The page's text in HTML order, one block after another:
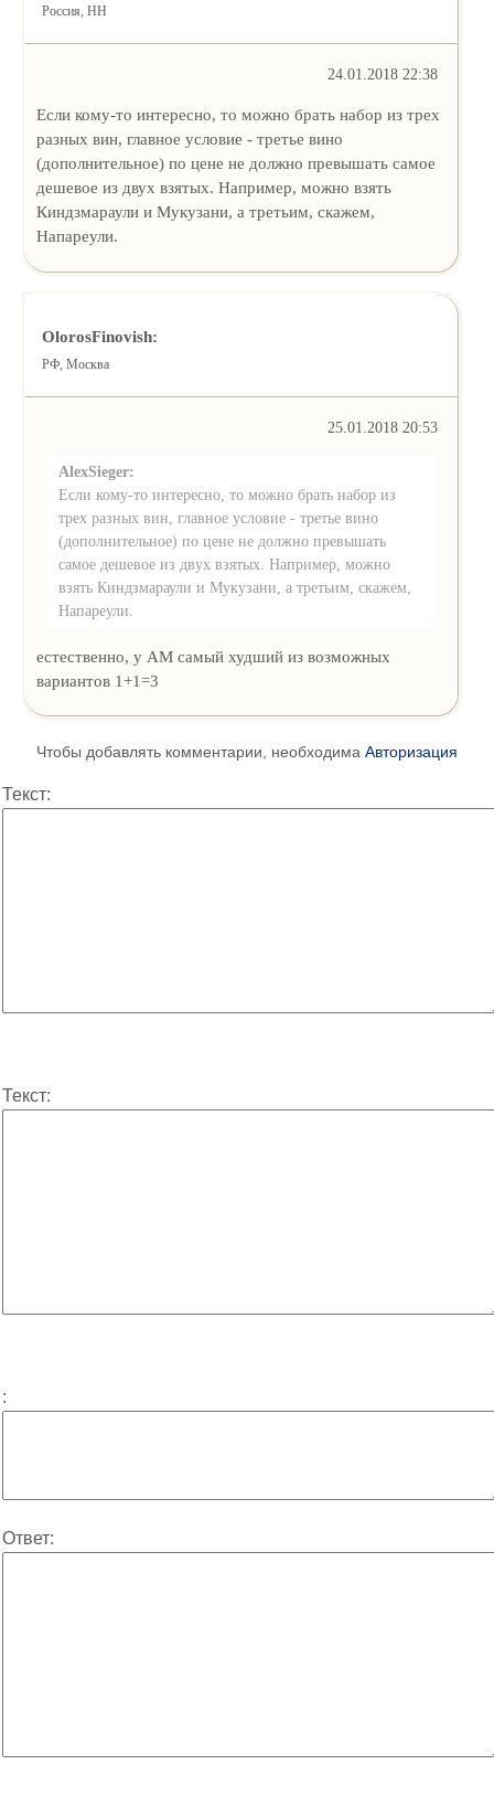
Россия, НН
24.01.2018 22:38
Если кому-то интересно, то можно брать набор из трех
разных вин, главное условие - третье вино
(дополнительное) по цене не должно превышать самое
дешевое из двух взятых. Например, можно взять
Киндзмараули и Мукузани, а третьим, скажем,
Напареули.
OlorosFinovish:
РФ, Москва
25.01.2018 20:53
AlexSieger:
Если кому-то интересно, то можно брать набор из
трех разных вин, главное условие - третье вино
(дополнительное) по цене не должно превышать
самое дешевое из двух взятых. Например, можно
взять Киндзмараули и Мукузани, а третьим, скажем,
Напареули.
естественно, у АМ самый худший из возможных
вариантов 1+1=3
Чтобы добавлять комментарии, необходима Авторизация
Текст:
Текст:
:
Ответ: